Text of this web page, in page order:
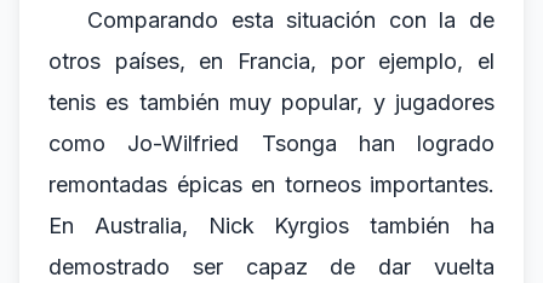
Comparando esta situación con la de
otros países, en Francia, por ejemplo, el
tenis es también muy popular, y jugadores
como Jo-Wilfried Tsonga han logrado
remontadas épicas en torneos importantes.
En Australia, Nick Kyrgios también ha
demostrado ser capaz de dar vuelta